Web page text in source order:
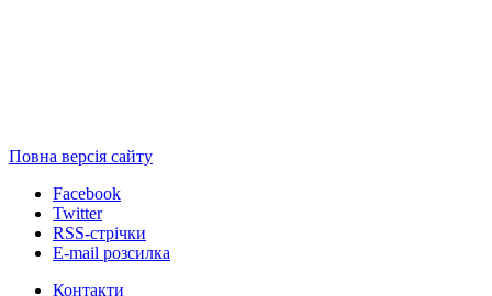
Повна версія сайту
Facebook
Twitter
RSS-стрічки
E-mail розсилка
Контакти